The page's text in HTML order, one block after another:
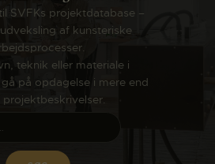
SVFKs projektdatabase –
af kunsteriske
teknik eller materiale i
på opdagelse i mere end